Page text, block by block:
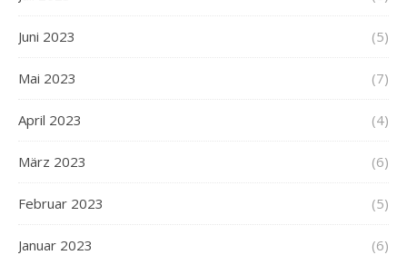
Juni 2023 (5)
Mai 2023 (7)
April 2023 (4)
März 2023 (6)
Februar 2023 (5)
Januar 2023 (6)